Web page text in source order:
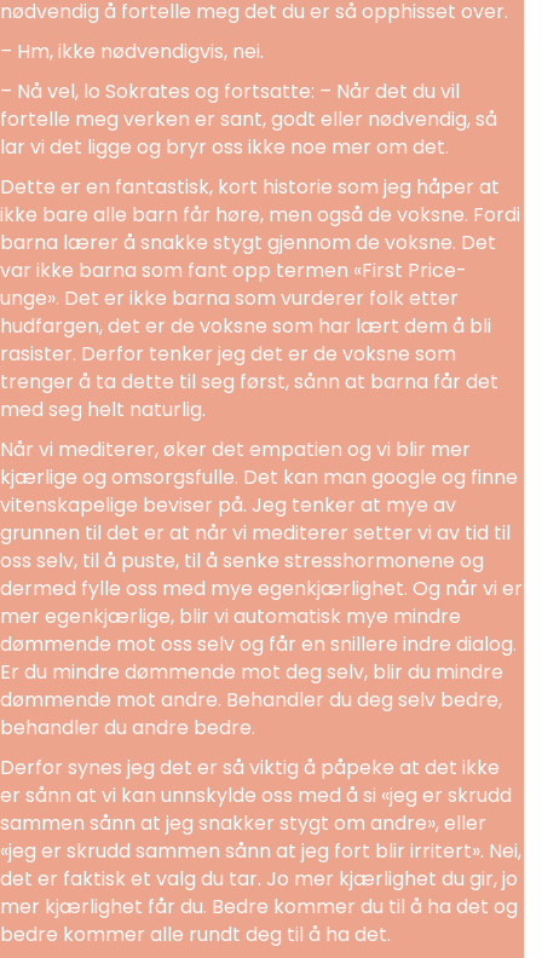
nødvendig å fortelle meg det du er så opphisset over.
– Hm, ikke nødvendigvis, nei.
– Nå vel, lo Sokrates og fortsatte: – Når det du vil
fortelle meg verken er sant, godt eller nødvendig, så
lar vi det ligge og bryr oss ikke noe mer om det.
Dette er en fantastisk, kort historie som jeg håper at
ikke bare alle barn får høre, men også de voksne. Fordi
barna lærer å snakke stygt gjennom de voksne. Det
var ikke barna som fant opp termen «First Price-
unge». Det er ikke barna som vurderer folk etter
hudfargen, det er de voksne som har lært dem å bli
rasister. Derfor tenker jeg det er de voksne som
trenger å ta dette til seg først, sånn at barna får det
med seg helt naturlig.
Når vi mediterer, øker det empatien og vi blir mer
kjærlige og omsorgsfulle. Det kan man google og finne
vitenskapelige beviser på. Jeg tenker at mye av
grunnen til det er at når vi mediterer setter vi av tid til
oss selv, til å puste, til å senke stresshormonene og
dermed fylle oss med mye egenkjærlighet. Og når vi er
mer egenkjærlige, blir vi automatisk mye mindre
dømmende mot oss selv og får en snillere indre dialog.
Er du mindre dømmende mot deg selv, blir du mindre
dømmende mot andre. Behandler du deg selv bedre,
behandler du andre bedre.
Derfor synes jeg det er så viktig å påpeke at det ikke
er sånn at vi kan unnskylde oss med å si «jeg er skrudd
sammen sånn at jeg snakker stygt om andre», eller
«jeg er skrudd sammen sånn at jeg fort blir irritert». Nei,
det er faktisk et valg du tar. Jo mer kjærlighet du gir, jo
mer kjærlighet får du. Bedre kommer du til å ha det og
bedre kommer alle rundt deg til å ha det.